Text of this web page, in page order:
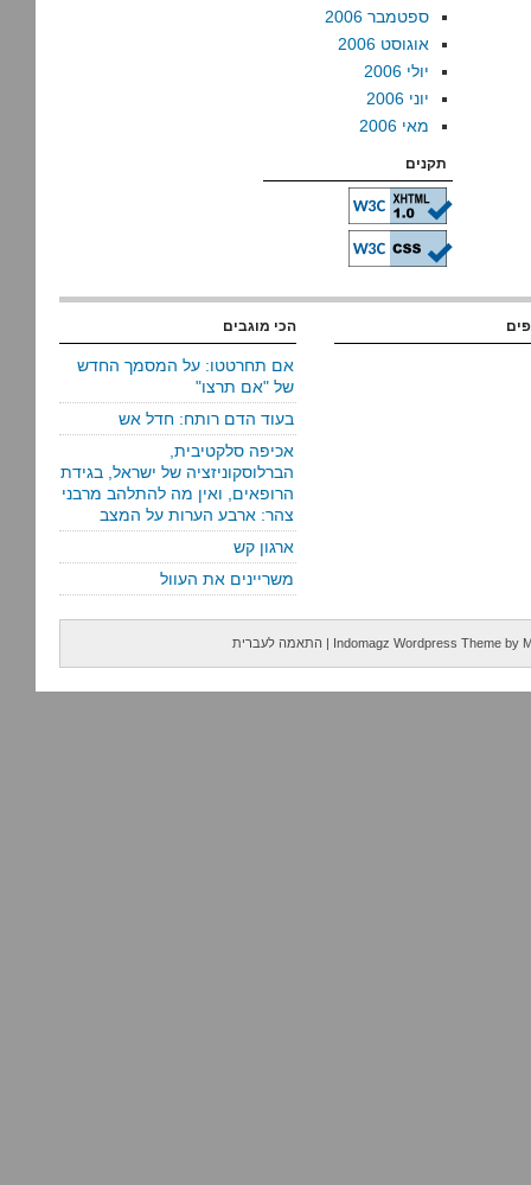
ספטמבר 2006
אוגוסט 2006
יולי 2006
יוני 2006
מאי 2006
תקנים
הכי מוגבים
אם תחרטטו: על המסמך החדש
של "אם תרצו"
בעוד הדם רותח: חדל אש
אכיפה סלקטיבית,
הברלוסקוניזציה של ישראל, בגידת
הרופאים, ואין מה להתלהב מרבני
צהר: ארבע הערות על המצב
ארגון קש
משריינים את העוול
Indomagz Wordpress Theme by
| התאמה לעברית